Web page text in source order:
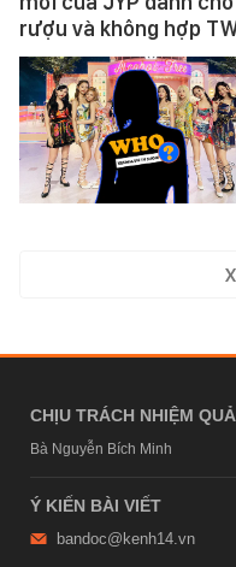
rượu và không hợp
CHỊU TRÁCH NHIỆM
Bà Nguyễn Bích Minh
Ý KIẾN BÀI VIẾT
bandoc@kenh14.vn